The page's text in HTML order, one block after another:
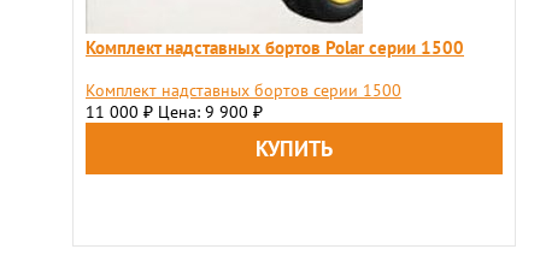
Комплект надставных бортов Polar серии 1500
Комплект надставных бортов серии 1500
11 000 ₽ Цена: 9 900 ₽